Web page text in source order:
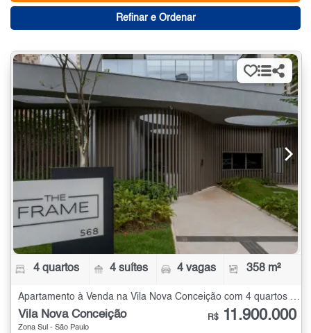
Refinar e Ordenar
4 quartos 4 suítes 4 vagas 358 m²
Apartamento à Venda na Vila Nova Conceição com 4 quartos - 358 m²
Vila Nova Conceição
Zona Sul - São Paulo
R$ 11.900.000